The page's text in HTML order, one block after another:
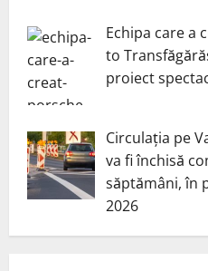
Echipa care a
to
proiect
Circulația pe
va fi închisă
săptămâni, în
2026